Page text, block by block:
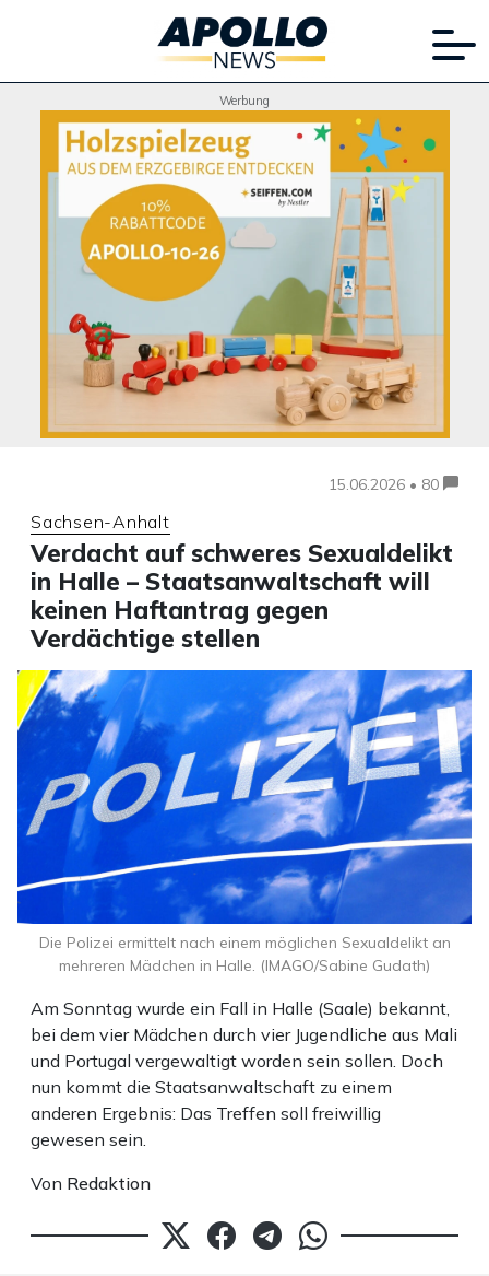
Werbung
15.06.2026 • 80
Sachsen-Anhalt
Verdacht auf schweres Sexualdelikt
in Halle – Staatsanwaltschaft will
keinen Haftantrag gegen
Verdächtige stellen
Am Sonntag wurde ein Fall in Halle (Saale) bekannt,
bei dem vier Mädchen durch vier Jugendliche aus Mali
und Portugal vergewaltigt worden sein sollen. Doch
nun kommt die Staatsanwaltschaft zu einem
anderen Ergebnis: Das Treffen soll freiwillig
gewesen sein.
Von Redaktion
Die Polizei ermittelt nach einem möglichen Sexualdelikt an
mehreren Mädchen in Halle. (IMAGO/Sabine Gudath)